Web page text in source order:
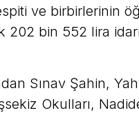
ve birbirlerinin
202 bin 552 lira
Sınav Şahin,
Okulları,